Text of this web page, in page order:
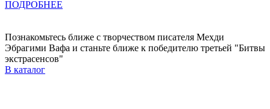
ПОДРОБНЕЕ
Познакомьтесь ближе с творчеством писателя Мехди
Эбрагими Вафа и станьте ближе к победителю третьей "Битвы
экстрасенсов"
В каталог